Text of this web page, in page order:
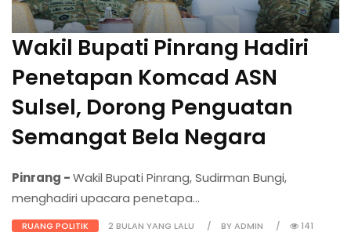
Wakil Bupati Pinrang Hadiri
Penetapan Komcad ASN
Sulsel, Dorong Penguatan
Semangat Bela Negara
Pinrang -Wakil Bupati Pinrang, Sudirman Bungi,
menghadiri upacara penetapa...
RUANG POLITIK 2 BULAN YANG LALU BY ADMIN 141